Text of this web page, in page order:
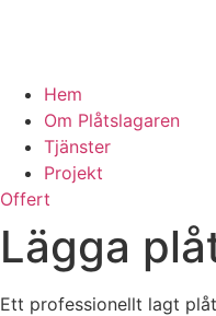
Hem
Om Plåtslagaren
Tjänster
Projekt
Offert
Lägga
Ett professionellt lagt